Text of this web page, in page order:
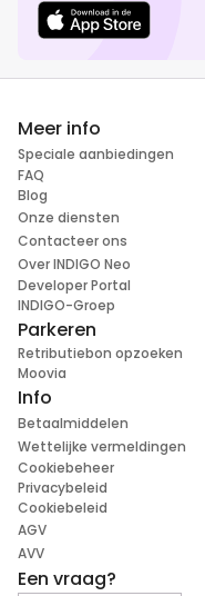
Meer info
Speciale aanbiedingen
FAQ
Blog
Onze diensten
Contacteer ons
Over INDIGO Neo
Developer Portal
INDIGO-Groep
Parkeren
Retributiebon opzoeken
Moovia
Info
Betaalmiddelen
Wettelijke vermeldingen
Cookiebeheer
Privacybeleid
Cookiebeleid
AGV
AVV
Een vraag?